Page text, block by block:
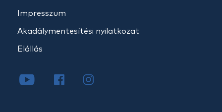
Impresszum
Akadálymentesítési nyilatkozat
Elállás